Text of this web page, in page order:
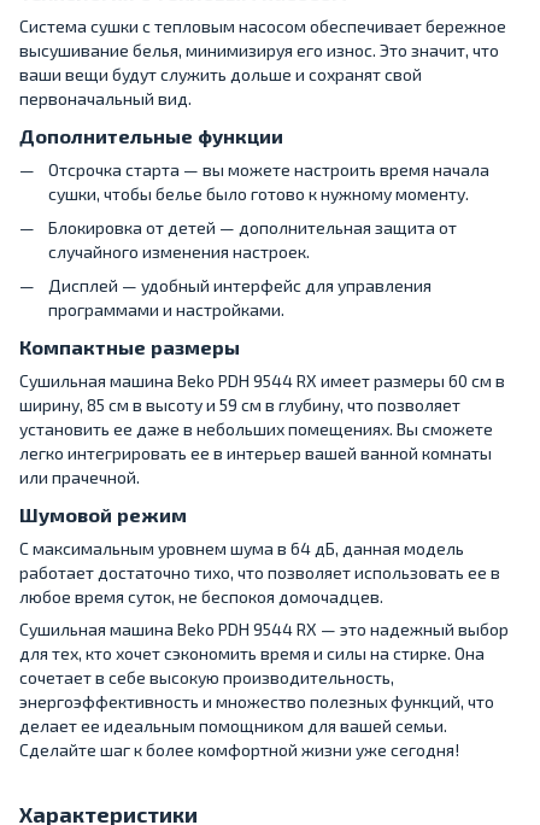
Система сушки с тепловым насосом обеспечивает бережное
высушивание белья, минимизируя его износ. Это значит, что
ваши вещи будут служить дольше и сохранят свой
первоначальный вид.
Дополнительные функции
Отсрочка старта — вы можете настроить время начала
сушки, чтобы белье было готово к нужному моменту.
Блокировка от детей — дополнительная защита от
случайного изменения настроек.
Дисплей — удобный интерфейс для управления
программами и настройками.
Компактные размеры
Сушильная машина Beko PDH 9544 RX имеет размеры 60 см в
ширину, 85 см в высоту и 59 см в глубину, что позволяет
установить ее даже в небольших помещениях. Вы сможете
легко интегрировать ее в интерьер вашей ванной комнаты
или прачечной.
Шумовой режим
С максимальным уровнем шума в 64 дБ, данная модель
работает достаточно тихо, что позволяет использовать ее в
любое время суток, не беспокоя домочадцев.
Сушильная машина Beko PDH 9544 RX — это надежный выбор
для тех, кто хочет сэкономить время и силы на стирке. Она
сочетает в себе высокую производительность,
энергоэффективность и множество полезных функций, что
делает ее идеальным помощником для вашей семьи.
Сделайте шаг к более комфортной жизни уже сегодня!
Характеристики